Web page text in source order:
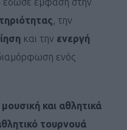
, την
και την ενεργή
ενός
μουσική και αθλητικά
τουρνουά